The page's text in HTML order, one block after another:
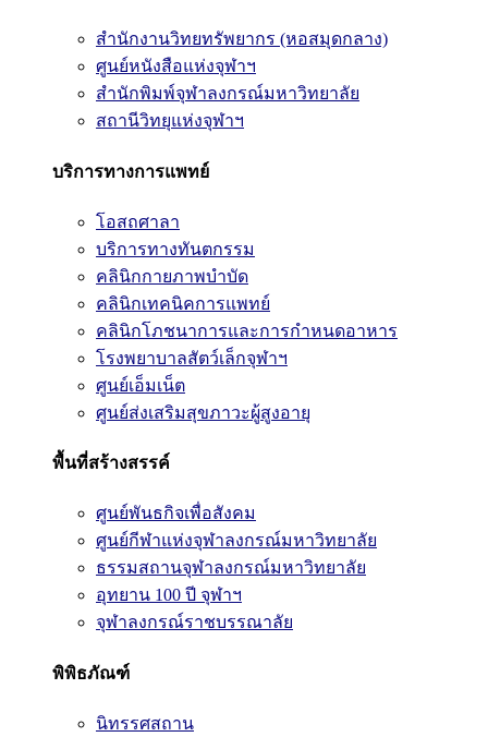
สำนักงานวิทยทรัพยากร (หอสมุดกลาง)
ศูนย์หนังสือแห่งจุฬาฯ
สำนักพิมพ์จุฬาลงกรณ์มหาวิทยาลัย
สถานีวิทยุแห่งจุฬาฯ
บริการทางการแพทย์
โอสถศาลา
บริการทางทันตกรรม
คลินิกกายภาพบำบัด
คลินิกเทคนิคการแพทย์
คลินิกโภชนาการและการกำหนดอาหาร
โรงพยาบาลสัตว์เล็กจุฬาฯ
ศูนย์เอ็มเน็ต
ศูนย์ส่งเสริมสุขภาวะผู้สูงอายุ
พื้นที่สร้างสรรค์
ศูนย์พันธกิจเพื่อสังคม
ศูนย์กีฬาแห่งจุฬาลงกรณ์มหาวิทยาลัย
ธรรมสถานจุฬาลงกรณ์มหาวิทยาลัย
อุทยาน 100 ปี จุฬาฯ
จุฬาลงกรณ์ราชบรรณาลัย
พิพิธภัณฑ์
นิทรรศสถาน